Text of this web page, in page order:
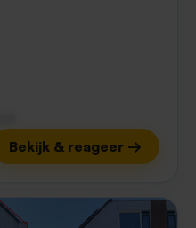
Bekijk & reageer →